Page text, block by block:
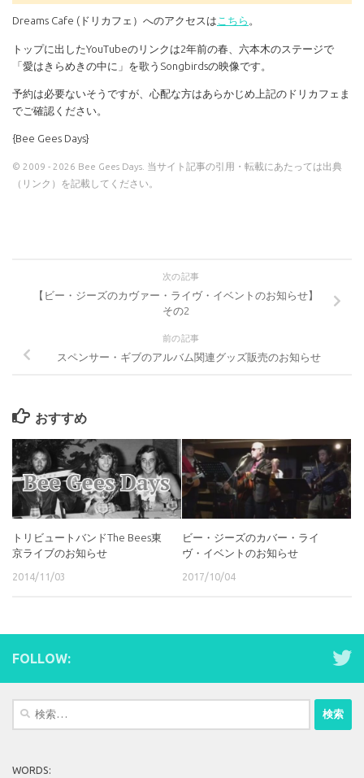
Dreams Cafe (ドリカフェ）へのアクセスは こちら 。
トップに出したYouTubeのリンクは2年前の春、六本木のステージで
「愛はきらめきの中に」を歌うSongbirdsの映像です。
予約は必要ないそうですが、心配な方はあらかじめ上記のドリカフェま
でご確認ください。
{Bee Gees Days}
© 2009 - 2026 Bee Gees Days. 当サイト記事の引用・転載にあたっては出典
（リンク）を記載してください。
次の記事
【ビー・ジーズのカヴァー・ライヴ・イベントのお知らせ】
その2
前の記事
スペンサー・ギブのアルバム関連グッズ販売のお知らせ
おすすめ
トリビュートバンドThe Bees東
京ライブのお知らせ
2014/11/03
ビー・ジーズのカバー・ライ
ヴ・イベントのお知らせ
2017/10/04
FOLLOW:
WORDS: